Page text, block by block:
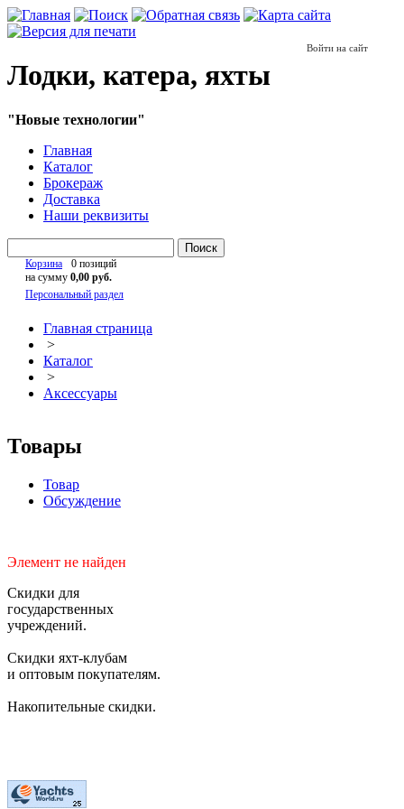
Войти на сайт
Лодки, катера, яхты
"Новые технологии"
Главная
Каталог
Брокераж
Доставка
Наши реквизиты
Поиск
Корзина
0 позиций
на сумму 0,00 руб.
Персональный раздел
Главная страница
>
Каталог
>
Аксессуары
Товары
Товар
Обсуждение
Элемент не найден
Скидки для
государственных
учреждений.
Скидки яхт-клубам
и оптовым покупателям.
Накопительные скидки.